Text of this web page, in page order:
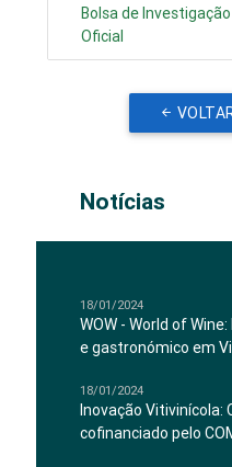
Bolsa de
Oficial
Notícias
18/01/2024
WOW - World of
e gastronómico em
18/01/2024
Inovação Vitivinícola:
cofinanciado pelo